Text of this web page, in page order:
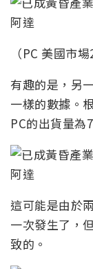
（PC 美國市
有趣的是，另
一樣的數據。
PC的出貨量為
這可能是由於
一次發生了，
致的。